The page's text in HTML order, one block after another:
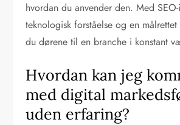
hvordan du anvender den. Med
teknologisk forståelse og en
du dørene til en branche i konstant
Hvordan kan jeg
med digital
uden erfaring?